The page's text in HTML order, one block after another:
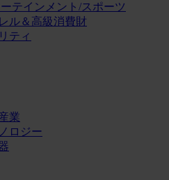
テインメント/スポーツ
ル＆高級消費財
ティ
業
ロジー